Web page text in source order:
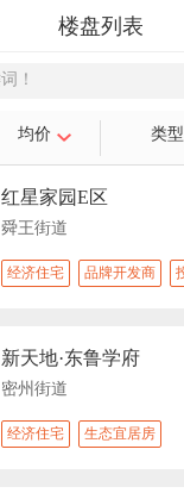
楼盘列表
！
均价 类型
红星家园E区
舜王街道
经济住宅 品牌开发商
新天地·东鲁学府
密州街道
经济住宅 生态宜居房